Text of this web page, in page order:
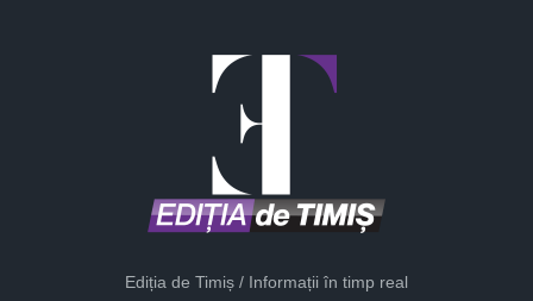
Ediția de Timiș / Informații în timp real